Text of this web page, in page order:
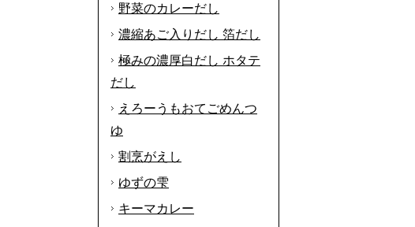
野菜のカレーだし
濃縮あご入りだし 箔だし
極みの濃厚白だし ホタテ
だし
えろーうもおてごめんつ
ゆ
割烹がえし
ゆずの雫
キーマカレー